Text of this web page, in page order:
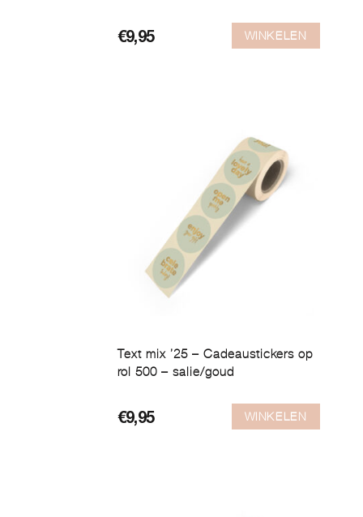
€9,95 WINKELEN
Text mix ’25 – Cadeaustickers op
rol 500 – salie/goud
€9,95 WINKELEN